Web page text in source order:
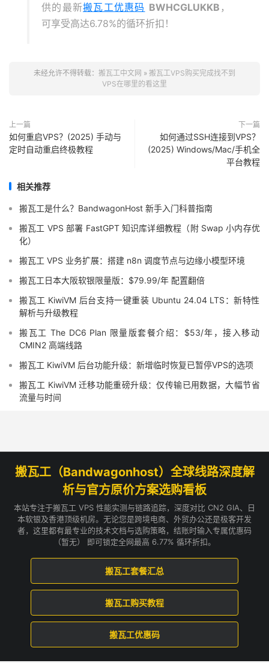
供的最新搬瓦工优惠码 BWHCGLUKKB ，
可享受高达6.78%的循环折扣！
未经允许不得转载： 搬瓦工中文网 » 搬瓦工VPS购买完成找不到
VPS在哪里的看这里
上一篇
如何重启VPS？(2025) 手动与
定时自动重启终极教程
下一篇
如何通过SSH连接到VPS？
(2025) Windows/Mac/手机全
平台教程
相关推荐
搬瓦工是什么？BandwagonHost 新手入门科普指南
搬瓦工 VPS 部署 FastGPT 知识库详细教程（附 Swap 小内存优
化）
搬瓦工 VPS 业务扩展：搭建 n8n 调度节点与边缘小模型环境
搬瓦工日本大阪软银限量版：$79.99/年 配置翻倍
搬瓦工 KiwiVM 后台支持一键重装 Ubuntu 24.04 LTS：新特性
解析与升级教程
搬瓦工 The DC6 Plan 限量版套餐介绍：$53/年，接入移动
CMIN2 高端线路
搬瓦工 KiwiVM 后台功能升级：新增临时恢复已暂停VPS的选项
搬瓦工 KiwiVM 迁移功能重磅升级：仅传输已用数据，大幅节省
流量与时间
搬瓦工（Bandwagonhost）全球线路深度解
析与官方原价方案选购看板
本站专注于搬瓦工 VPS 性能实测与链路追踪，深度对比 CN2 GIA、日
本软银及香港顶级机房。无论您是跨境电商、外贸办公还是极客开发
者，这里都有最专业的技术文档与选购策略，结账时输入专属优惠码
（暂无） 即可锁定全网最高 6.77% 循环折扣。
搬瓦工套餐汇总
搬瓦工购买教程
搬瓦工优惠码